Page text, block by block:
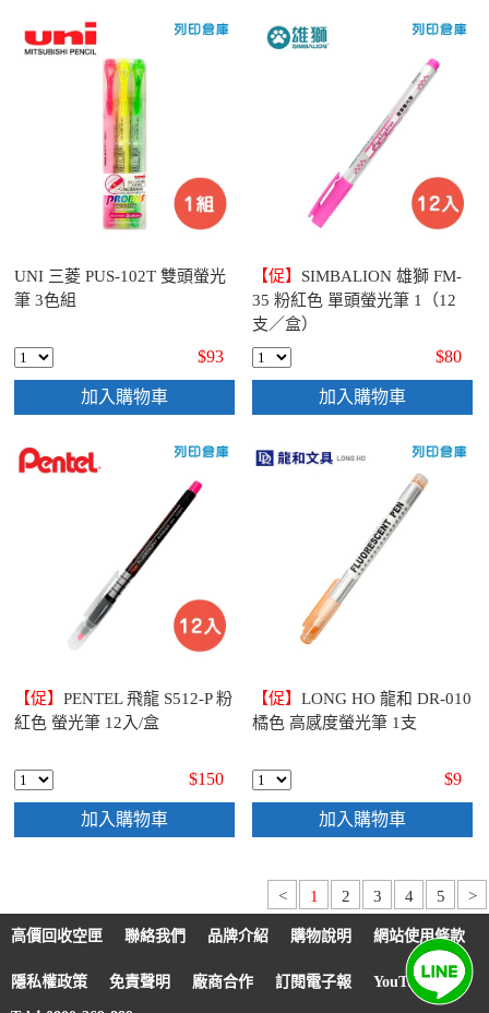
UNI 三菱 PUS-102T 雙頭螢光
筆 3色組
$93
加入購物車
【促】 SIMBALION 雄獅 FM-
35 粉紅色 單頭螢光筆 1（12
支／盒）
$80
加入購物車
【促】PENTEL 飛龍 S512-P 粉
紅色 螢光筆 12入/盒
$150
加入購物車
【促】LONG HO 龍和 DR-010
橘色 高感度螢光筆 1支
$9
加入購物車
< 1 2 3 4 5 >
高價回收空匣 聯絡我們 品牌介紹 購物說明 網站使用條款
隱私權政策 免責聲明 廠商合作 訂閱電子報 YouTube